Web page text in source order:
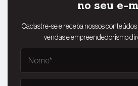
no seu e-
Cadastre-se e receba nossos conteúdos
vendas e empreendedorismo